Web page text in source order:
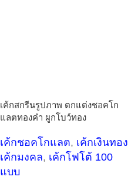
เค้กสกรีนรูปภาพ ตกแต่งชอคโก
แลตทองคำ ผูกโบว์ทอง
เค้กชอคโกแลต, เค้กเงินทอง
เค้กมงคล, เค้กโฟโต้ 100
แบบ